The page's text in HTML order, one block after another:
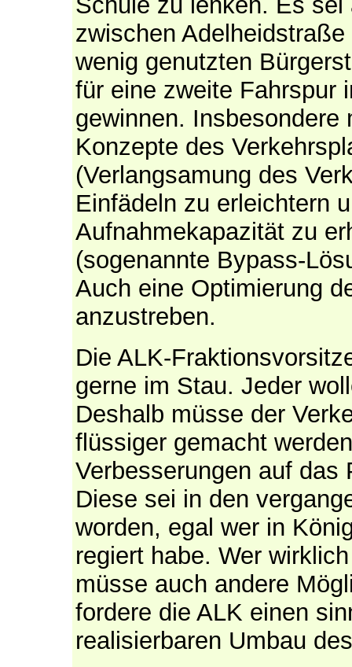
zwischen
wenig genutzten
für eine zweite Fahrspur
gewinnen. Insbesondere
Konzepte des
(Verlangsamung des
Einfädeln zu erleichtern
Aufnahmekapazität zu
(sogenannte Bypass-
Auch eine Optimierung
anzustreben.
Die ALK-
gerne im Stau. Jeder
Deshalb müsse der
flüssiger gemacht
Verbesserungen auf das
Diese sei in den
worden, egal wer in
regiert habe. Wer
müsse auch andere
fordere die ALK einen
realisierbaren Umbau